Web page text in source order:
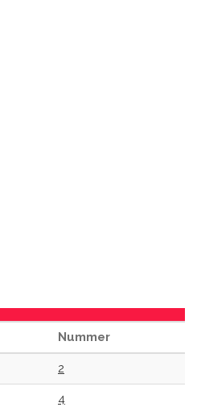
Nummer
2
4